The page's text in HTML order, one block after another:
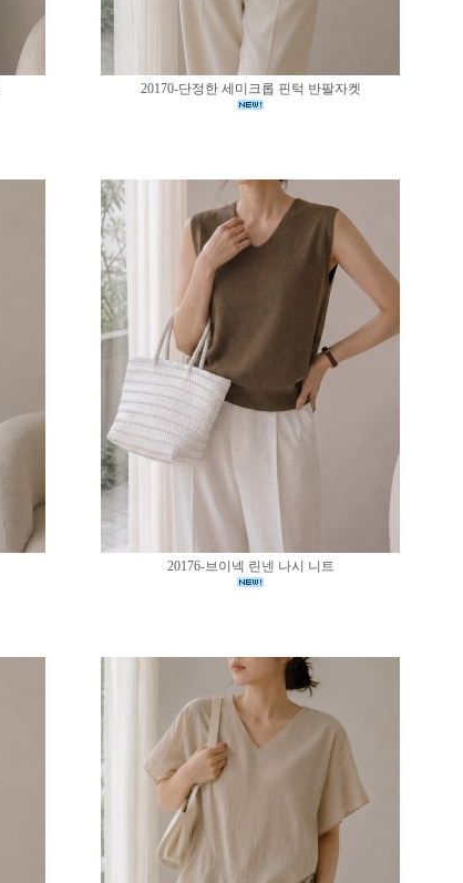
20170-단정한 세미크롭 핀턱 반팔자켓
20176-브이넥 린넨 나시 니트